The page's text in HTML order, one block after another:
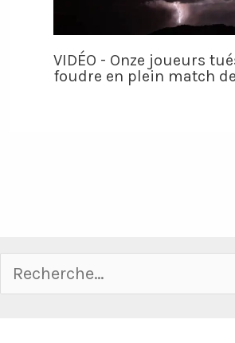
VIDÉO - Onze joueurs
foudre en plein match
Rechercher :